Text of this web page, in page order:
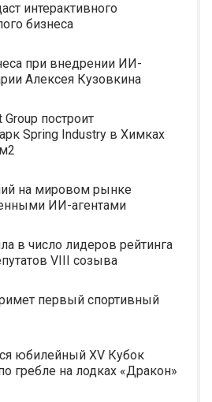
интерактивного
бизнеса
при внедрении ИИ-
Алексея Кузовкина
построит
Spring Industry в Химках
на мировом рынке
ИИ-агентами
в число лидеров рейтинга
VIII созыва
первый спортивный
юбилейный XV Кубок
гребле на лодках «Дракон»